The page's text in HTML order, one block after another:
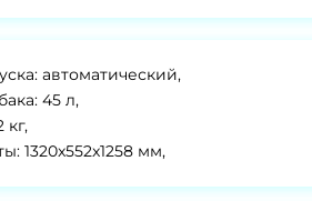
автоматический,
45 л,
кг,
1320x552x1258 мм,